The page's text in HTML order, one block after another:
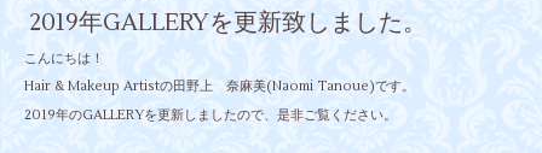
2019年GALLERYを更新致しました。
こんにちは！
Hair & Makeup Artistの田野上 奈麻美(Naomi Tanoue)です。
2019年のGALLERYを更新しましたので、是非ご覧ください。